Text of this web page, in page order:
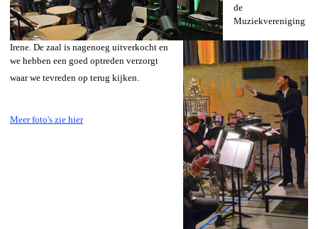
de
Muziekvereniging
Irene. De zaal is nagenoeg uitverkocht en
we hebben een goed optreden verzorgt
waar we tevreden op terug kijken.
Meer foto's zie hier